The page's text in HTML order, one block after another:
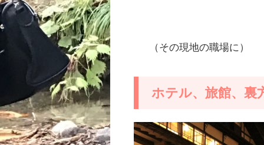
（その現地の職場に）
ホテル、旅館、裏